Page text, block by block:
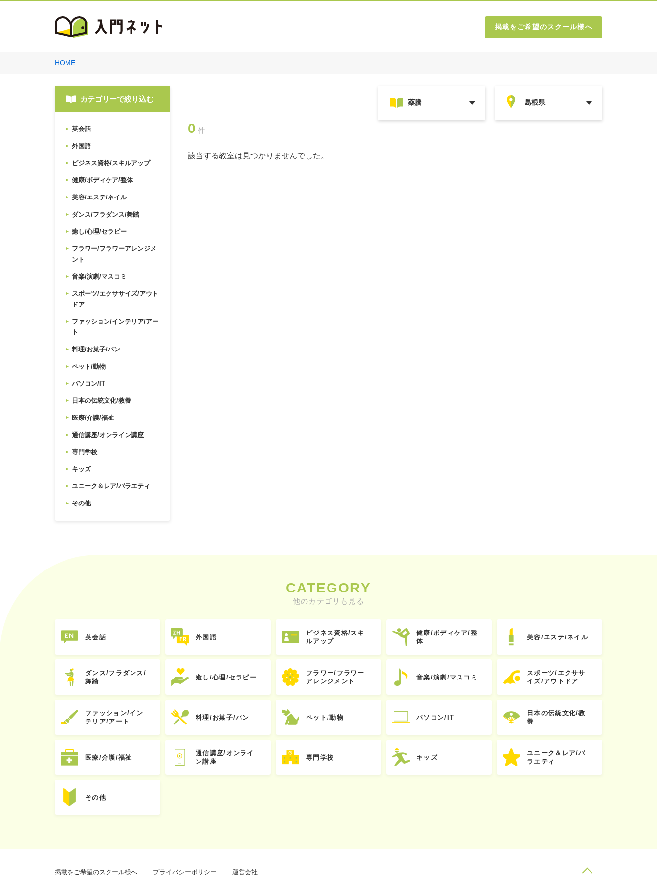
掲載をご希望のスクール様へ
HOME
カテゴリーで絞り込む
英会話
外国語
ビジネス資格/スキルアップ
健康/ボディケア/整体
美容/エステ/ネイル
ダンス/フラダンス/舞踏
癒し/心理/セラピー
フラワー/フラワーアレンジメ
ント
音楽/演劇/マスコミ
スポーツ/エクササイズ/アウト
ドア
ファッション/インテリア/アー
ト
料理/お菓子/パン
ペット/動物
パソコン/IT
日本の伝統文化/教養
医療/介護/福祉
通信講座/オンライン講座
専門学校
キッズ
ユニーク＆レア/バラエティ
その他
0 件
該当する教室は見つかりませんでした。
CATEGORY
他のカテゴリも見る
英会話 外国語
ビジネス資格/スキ
ルアップ
健康/ボディケア/整
体
美容/エステ/ネイル
ダンス/フラダンス/
舞踏
癒し/心理/セラピー
フラワー/フラワー
アレンジメント
音楽/演劇/マスコミ
スポーツ/エクササ
イズ/アウトドア
ファッション/イン
テリア/アート
料理/お菓子/パン ペット/動物 パソコン/IT
日本の伝統文化/教
養
医療/介護/福祉
通信講座/オンライ
ン講座
専門学校 キッズ
ユニーク＆レア/バ
ラエティ
その他
掲載をご希望のスクール様へ プライバシーポリシー 運営会社